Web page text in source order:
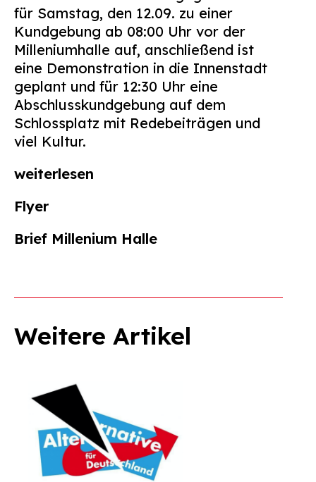
für Samstag, den 12.09. zu einer
Kundgebung ab 08:00 Uhr vor der
Milleniumhalle auf, anschließend ist
eine Demonstration in die Innenstadt
geplant und für 12:30 Uhr eine
Abschlusskundgebung auf dem
Schlossplatz mit Redebeiträgen und
viel Kultur.
weiterlesen
Flyer
Brief Millenium Halle
Weitere Artikel